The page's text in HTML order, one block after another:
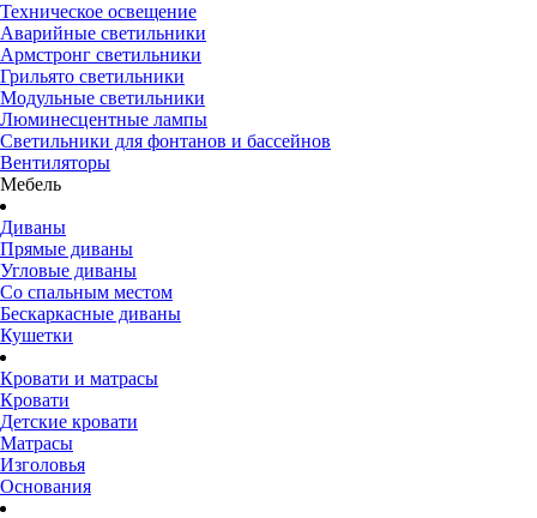
Техническое освещение
Аварийные светильники
Армстронг светильники
Грильято светильники
Модульные светильники
Люминесцентные лампы
Светильники для фонтанов и бассейнов
Вентиляторы
Мебель
Диваны
Прямые диваны
Угловые диваны
Со спальным местом
Бескаркасные диваны
Кушетки
Кровати и матрасы
Кровати
Детские кровати
Матрасы
Изголовья
Основания